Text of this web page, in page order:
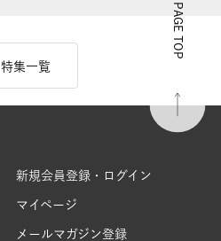
特集一覧
PAGE TOP
新規会員登録・ログイン
マイページ
メールマガジン登録